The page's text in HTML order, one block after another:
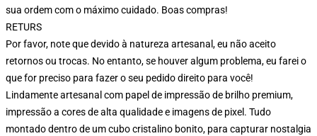
sua ordem com o máximo cuidado. Boas compras!
RETURS
Por favor, note que devido à natureza artesanal, eu não aceito
retornos ou trocas. No entanto, se houver algum problema, eu farei o
que for preciso para fazer o seu pedido direito para você!
Lindamente artesanal com papel de impressão de brilho premium,
impressão a cores de alta qualidade e imagens de pixel. Tudo
montado dentro de um cubo cristalino bonito, para capturar nostalgia